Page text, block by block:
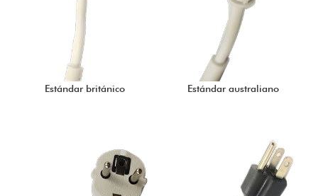
Estándar británico Estándar australiano